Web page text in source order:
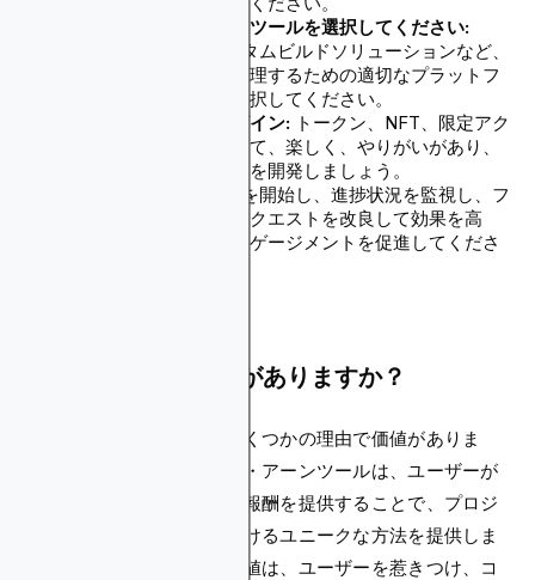
プラットフォームまたはツールを選択してください:
GalxeやRep3.ggのカスタムビルドソリューションなど、
クエストを作成および管理するための適切なプラットフ
ォームまたはツールを選択してください。
魅力的なクエストをデザイン: トークン、NFT、限定アク
セスなどの報酬を活用して、楽しく、やりがいがあり、
やりがいのあるクエストを開発しましょう。
クエストを開始し、進捗状況を監視し、フ
ィードバックを収集し、クエストを改良して効果を高
め、継続的な成長とエンゲージメントを促進してくださ
暗号クエストは価値がありますか？
はい、暗号クエストにはいくつかの理由で価値がありま
す。まず、クエスト・トゥ・アーンツールは、ユーザーが
特定のタスクを完了すると報酬を提供することで、プロジ
ェクトがユーザーを引き付けるユニークな方法を提供しま
す。クリプトクエストの価値は、ユーザーを惹きつけ、コ